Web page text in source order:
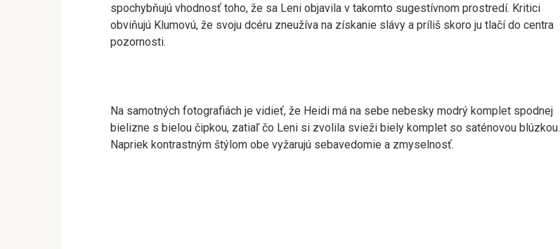
spochybňujú vhodnosť toho, že sa Leni objavila v takomto sugestívnom prostredí. Kritici
obviňujú Klumovú, že svoju dcéru zneužíva na získanie slávy a príliš skoro ju tlačí do centra
pozornosti.
Na samotných fotografiách je vidieť, že Heidi má na sebe nebesky modrý komplet spodnej
bielizne s bielou čipkou, zatiaľ čo Leni si zvolila svieži biely komplet so saténovou blúzkou.
Napriek kontrastným štýlom obe vyžarujú sebavedomie a zmyselnosť.